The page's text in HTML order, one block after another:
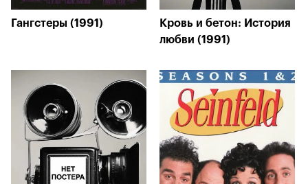
Гангстеры (1991)
Кровь и бетон: История
любви (1991)